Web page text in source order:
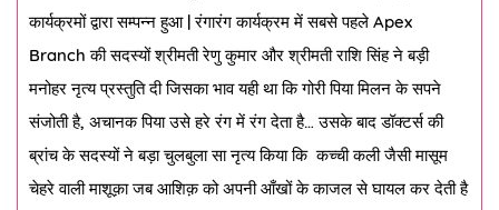
कार्यक्रमों द्वारा सम्पन्न हुआ|रंगारंग कार्यक्रम में सबसे पहले Apex
Branchकी सदस्यों श्रीमती रेणु कुमार और श्रीमती राशि सिंह ने बड़ी
मनोहर नृत्य प्रस्तुति दी जिसका भाव यही था कि गोरी पिया मिलन के सपने
संजोती है, अचानक पिया उसे हरे रंग में रंग देता है…उसके बाद डॉक्टर्स की
ब्रांच के सदस्यों ने बड़ा चुलबुला सा नृत्य किया कि कच्ची कली जैसी मासूम
चेहरे वाली माशूक़ा जब आशिक़ को अपनी आँखों के काजल से घायल कर देती है